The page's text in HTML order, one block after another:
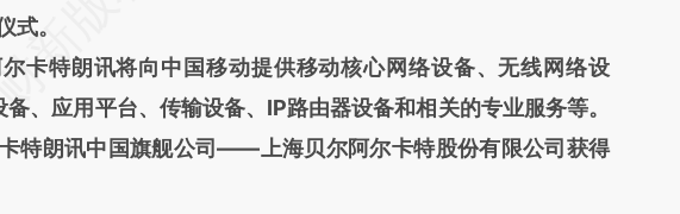
式。
特朗讯将向中国移动提供移动核心网络设备、无线网络设
、应用平台、传输设备、IP路由器设备和相关的专业服务等。
特朗讯中国旗舰公司——上海贝尔阿尔卡特股份有限公司获得